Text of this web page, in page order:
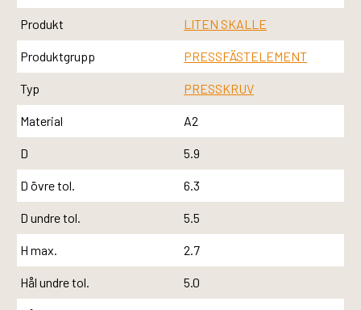
Produkt LITEN SKALLE
Produktgrupp PRESSFÄSTELEMENT
Typ PRESSKRUV
Material A2
D 5.9
D övre tol. 6.3
D undre tol. 5.5
H max. 2.7
Hål undre tol. 5.0